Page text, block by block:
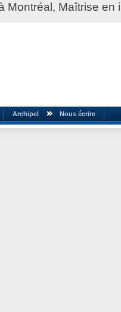
Montréal, Maîtrise en
Archipel Nous écrire